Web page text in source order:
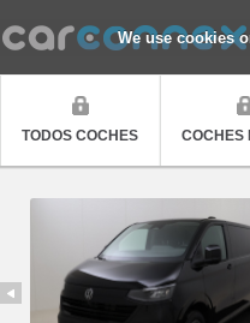
We use cookies
TODOS COCHES COCHES